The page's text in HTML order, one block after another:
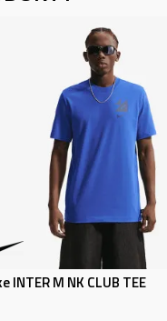
INTER M NK CLUB TEE